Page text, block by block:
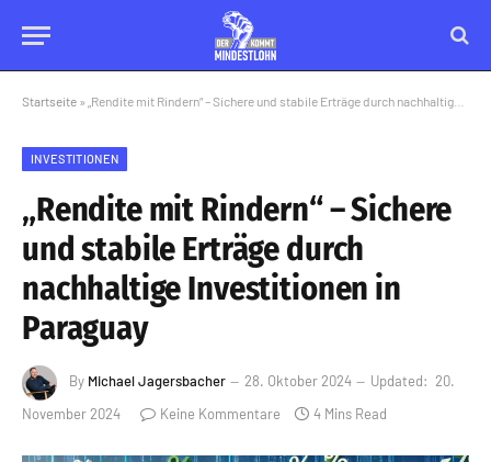
Startseite » „Rendite mit Rindern“ – Sichere und stabile Erträge durch nachhaltige Investitionen in Paraguay
INVESTITIONEN
„Rendite mit Rindern“ – Sichere
und stabile Erträge durch
nachhaltige Investitionen in
Paraguay
By Michael Jagersbacher 28. Oktober 2024 Updated: 20.
November 2024
Keine Kommentare 4 Mins Read